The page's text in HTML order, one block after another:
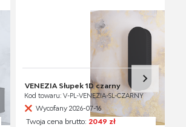
VENEZIA Słupek 1D czarny
Kod towaru: V-PL-VENEZIA-SL-CZARNY
Wycofany 2026-07-16
Twoja cena brutto: 2049 zł